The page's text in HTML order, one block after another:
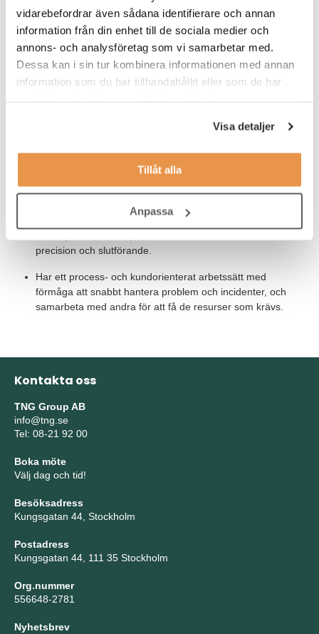
vidarebefordrar även sådana identifierare och annan
information från din enhet till de sociala medier och
annons- och analysföretag som vi samarbetar med.
Dessa kan i sin tur kombinera informationen med annan
information som du har tillhandahållit eller som de har
Visa detaljer
Tillåt alla
Anpassa
mekanikkonstruktion.
Högskole- eller universitetsexamen med relevant inriktning
eller motsvarande kunskaper.
Goda kunskaper i engelska och svenska då vi
personer både inom och utanför organisationen.
Arbetar på ett strukturerat och noggrant sätt med hänsyn till
precision och slutförande.
Har ett process- och kundorienterat arbetssätt med
förmåga att snabbt hantera problem och incidenter, och
samarbeta med andra för att få de resurser som krävs.
Kontakta oss
TNG Group AB
info@tng.se
Tel: 08-21 92 00
Boka möte
Välj dag och tid!
Besöksadress
Kungsgatan 44, Stockholm
Postadress
Kungsgatan 44, 111 35 Stockholm
Org.nummer
556648-2781
Nyhetsbrev